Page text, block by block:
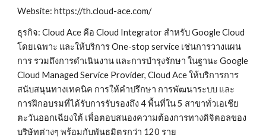
Website: https://th.cloud-ace.com/
ธุรกิจ: Cloud Ace คือ Cloud Integrator สำหรับ Google Cloud
โดยเฉพาะ และให้บริการ One-stop service เช่นการวางแผน
การ รวมถึงการดำเนินงาน และการบำรุงรักษา ในฐานะ Google
Cloud Managed Service Provider, Cloud Ace ให้บริการการ
สนับสนุนทางเทคนิค การให้คำปรึกษา การพัฒนาระบบ และ
การฝึกอบรมที่ได้รับการรับรองถึง 4 พื้นที่ใน 5 สาขาทั่วเอเชีย
ตะวันออกเฉียงใต้ เพื่อตอบสนองความต้องการทางดิจิตอลของ
บริษัทต่างๆ พร้อมกับพันธมิตรกว่า 120 ราย